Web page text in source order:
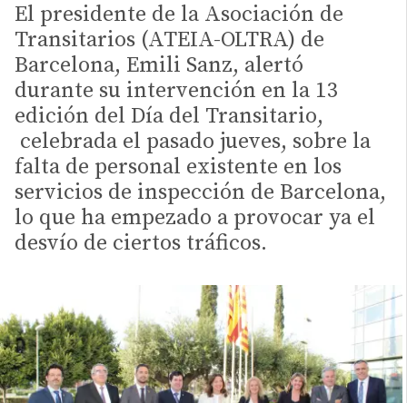
El presidente de la Asociación de
Transitarios (ATEIA-OLTRA) de
Barcelona, Emili Sanz, alertó
durante su intervención en la 13
edición del Día del Transitario,
celebrada el pasado jueves, sobre la
falta de personal existente en los
servicios de inspección de Barcelona,
lo que ha empezado a provocar ya el
desvío de ciertos tráficos.